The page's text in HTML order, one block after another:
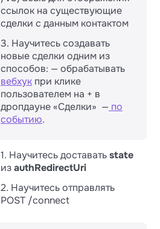
ссылок на существующие
сделки с данным контактом
3. Научитесь создавать
новые сделки одним из
способов: — обрабатывать
вебхук при клике
пользователем на + в
дропдауне «Сделки» — по
событию.
1. Научитесь доставатьstate
изauthRedirectUri
2. Научитесь отправлять
POST /connect